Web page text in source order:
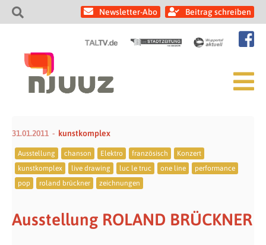
Newsletter-Abo Beitrag schreiben
31.01.2011 kunstkomplex
Ausstellung chanson Elektro französisch
Konzert
kunstkomplex
live drawing luc le truc one line
performance
pop
roland brückner zeichnungen
Ausstellung ROLAND BRÜCKNER